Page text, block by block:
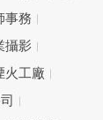
事務
攝影
火工廠